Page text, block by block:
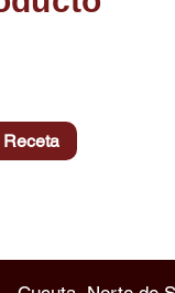
Receta